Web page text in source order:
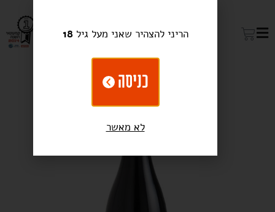
הריני להצהיר שאני מעל גיל18
כניסה
לא מאשר